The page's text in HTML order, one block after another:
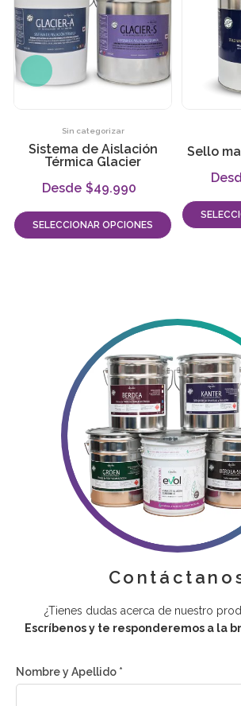
Sin categorizar
Sistema de Aislación
Térmica Glacier
$49.990
SELECCIONAR OPCIONES
Sello
¿Tienes dudas acerca de nuestro
Escríbenos y te responderemos a la
Nombre y Apellido *